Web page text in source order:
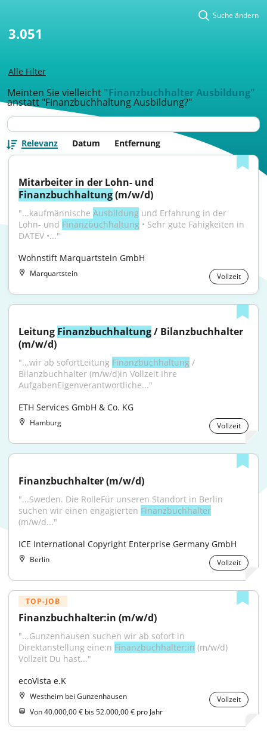
Alle Filter
Suche ändern
3.051
Meinten Sie vielleicht "Finanzbuchhalter Ausbildung"
anstatt "Finanzbuchhaltung Ausbildung?"
Relevanz Datum Entfernung
Finanzbuchhaltung (m/w/d)
"...kaufmännische Ausbildung und Erfahrung in der
Lohn- und Finanzbuchhaltung • Sehr gute Fähigkeiten in
DATEV •..."
Wohnstift Marquartstein GmbH
Marquartstein Vollzeit
Leitung Finanzbuchhaltung / Bilanzbuchhalter
(m/w/d)
"...wir ab sofortLeitung Finanzbuchhaltung /
Bilanzbuchhalter (m/w/d)in Vollzeit Ihre
AufgabenEigenverantwortliche..."
ETH Services GmbH & Co. KG
Hamburg Vollzeit
Finanzbuchhalter (m/w/d)
"...Sweden. Die RolleFür unseren Standort in Berlin
suchen wir einen engagierten Finanzbuchhalter
(m/w/d..."
ICE International Copyright Enterprise Germany GmbH
Berlin Vollzeit
TOP-JOB
Finanzbuchhalter:in (m/w/d)
"...Gunzenhausen suchen wir ab sofort in
Direktanstellung eine:n Finanzbuchhalter:in (m/w/d)
Vollzeit Du hast..."
ecoVista e.K
Westheim bei Gunzenhausen
Vollzeit
Von 40.000,00 € bis 52.000,00 € pro Jahr